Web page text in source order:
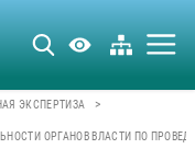
ЭКСПЕРТИЗА >
ОРГАНОВ ВЛАСТИ ПО